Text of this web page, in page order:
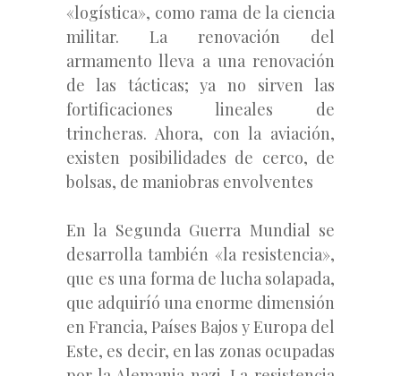
«logística», como rama de la ciencia
militar. La renovación del
armamento lleva a una renovación
de las tácticas; ya no sirven las
fortificaciones lineales de
trincheras. Ahora, con la aviación,
existen posibilidades de cerco, de
bolsas, de maniobras envolventes
En la Segunda Guerra Mundial se
desarrolla también «la resistencia»,
que es una forma de lucha solapada,
que adquiríó una enorme dimensión
en Francia, Países Bajos y Europa del
Este, es decir, en las zonas ocupadas